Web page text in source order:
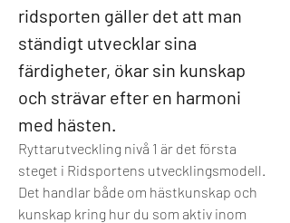
ridsporten gäller det att man
ständigt utvecklar sina
färdigheter, ökar sin kunskap
och strävar efter en harmoni
med hästen.
Ryttarutveckling nivå 1 är det första
steget i Ridsportens utvecklingsmodell.
Det handlar både om hästkunskap och
kunskap kring hur du som aktiv inom